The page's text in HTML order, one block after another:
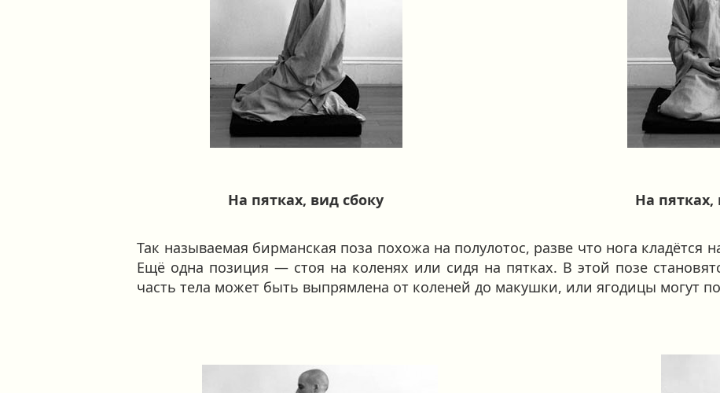
На пятках, вид сбоку На пятках,
Так называемая бирманская поза похожа на полулотос, разве что нога кладётся
Ещё одна позиция — стоя на коленях или сидя на пятках. В этой позе
часть тела может быть выпрямлена от коленей до макушки, или ягодицы могут